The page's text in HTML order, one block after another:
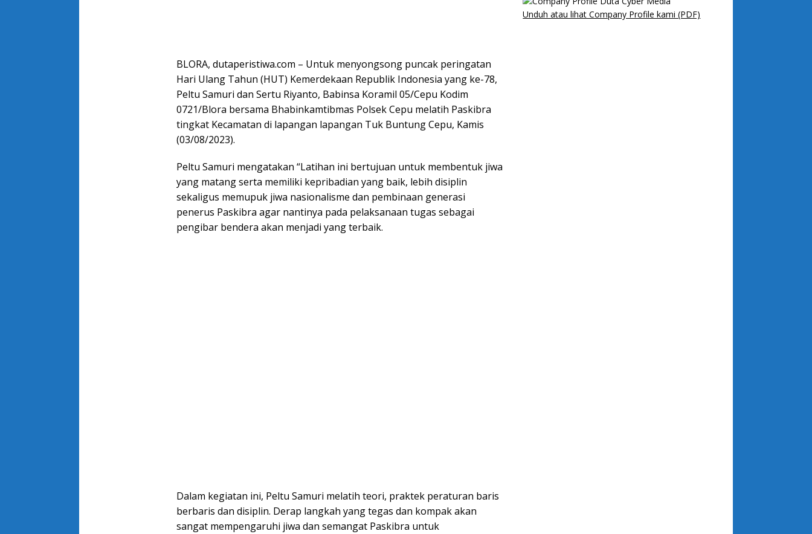
BLORA, dutaperistiwa.com – Untuk menyongsong puncak peringatan
Hari Ulang Tahun (HUT) Kemerdekaan Republik Indonesia yang ke-78,
Peltu Samuri dan Sertu Riyanto, Babinsa Koramil 05/Cepu Kodim
0721/Blora bersama Bhabinkamtibmas Polsek Cepu melatih Paskibra
tingkat Kecamatan di lapangan lapangan Tuk Buntung Cepu, Kamis
(03/08/2023).
Peltu Samuri mengatakan “Latihan ini bertujuan untuk membentuk jiwa
yang matang serta memiliki kepribadian yang baik, lebih disiplin
sekaligus memupuk jiwa nasionalisme dan pembinaan generasi
penerus Paskibra agar nantinya pada pelaksanaan tugas sebagai
pengibar bendera akan menjadi yang terbaik.
Dalam kegiatan ini, Peltu Samuri melatih teori, praktek peraturan baris
berbaris dan disiplin. Derap langkah yang tegas dan kompak akan
sangat mempengaruhi jiwa dan semangat Paskibra untuk
Unduh atau lihat Company Profile kami (PDF)